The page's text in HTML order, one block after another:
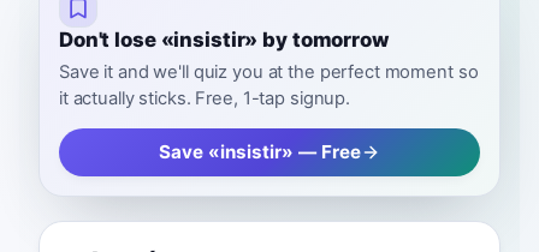
Don't lose «insistir» by tomorrow
Save it and we'll quiz you at the perfect moment so
it actually sticks. Free, 1-tap signup.
Save «insistir» — Free